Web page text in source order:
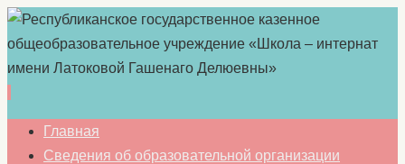
ПерейтиГлавная
Сведения об образовательной организации